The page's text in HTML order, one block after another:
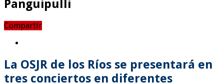
Panguipulli
Compartir
La OSJR de los Ríos se presentará en
tres conciertos en diferentes